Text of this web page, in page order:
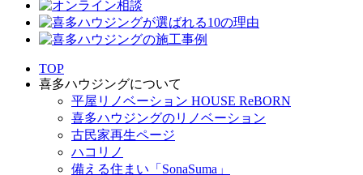
TOP
喜多ハウジングについて
平屋リノベーション HOUSE ReBORN
喜多ハウジングのリノベーション
古民家再生ページ
ハコリノ
備える住まい「SonaSuma」